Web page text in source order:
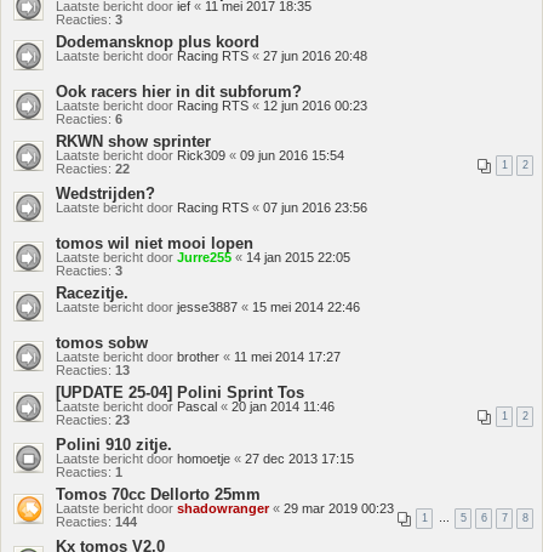
Laatste bericht door ief « 11 mei 2017 18:35
Reacties: 3
Dodemansknop plus koord
Laatste bericht door Racing RTS « 27 jun 2016 20:48
Ook racers hier in dit subforum?
Laatste bericht door Racing RTS « 12 jun 2016 00:23
Reacties: 6
RKWN show sprinter
Laatste bericht door Rick309 « 09 jun 2016 15:54
Reacties: 22 1 2
Wedstrijden?
Laatste bericht door Racing RTS « 07 jun 2016 23:56
tomos wil niet mooi lopen
Laatste bericht door Jurre255 « 14 jan 2015 22:05
Reacties: 3
Racezitje.
Laatste bericht door jesse3887 « 15 mei 2014 22:46
tomos sobw
Laatste bericht door brother « 11 mei 2014 17:27
Reacties: 13
[UPDATE 25-04] Polini Sprint Tos
Laatste bericht door Pascal « 20 jan 2014 11:46
Reacties: 23 1 2
Polini 910 zitje.
Laatste bericht door homoetje « 27 dec 2013 17:15
Reacties: 1
Tomos 70cc Dellorto 25mm
Laatste bericht door shadowranger« 29 mar 2019 00:23
Reacties: 144 1 … 5 6 7 8
Kx tomos V2.0